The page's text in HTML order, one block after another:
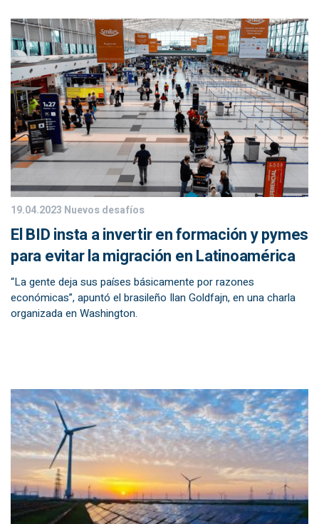
19.04.2023 Nuevos desafíos
El BID insta a invertir en formación y pymes
para evitar la migración en Latinoamérica
“La gente deja sus países básicamente por razones
económicas”, apuntó el brasileño Ilan Goldfajn, en una charla
organizada en Washington.